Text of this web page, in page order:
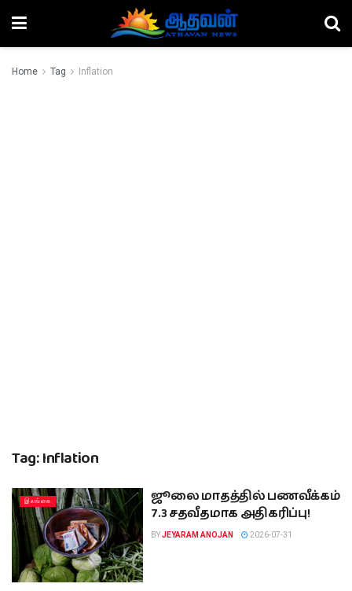
Home Tag Inflation
Tag:Inflation
இலங்கை
ஜூலை மாதத்தில் பணவீக்கம்
7.3 சதவீதமாக அதிகரிப்பு!
BYJEYARAM ANOJAN 2026-07-31